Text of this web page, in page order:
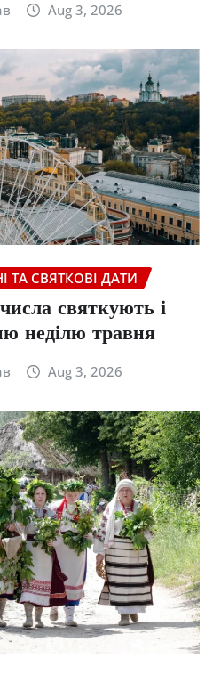
Aug 3, 2026
ТА СВЯТКОВІ ДАТИ
святкують і
неділю травня
Aug 3, 2026